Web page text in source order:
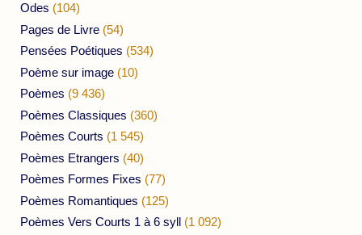
Odes (104)
Pages de Livre (54)
Pensées Poétiques (534)
Poème sur image (10)
Poèmes (9 436)
Poèmes Classiques (360)
Poèmes Courts (1 545)
Poèmes Etrangers (40)
Poèmes Formes Fixes (77)
Poèmes Romantiques (125)
Poèmes Vers Courts 1 à 6 syll (1 092)